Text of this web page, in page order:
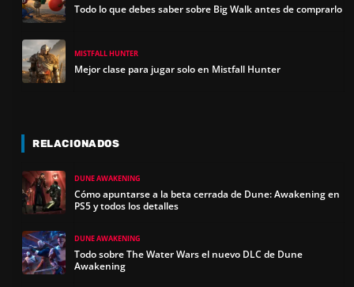
Todo lo que debes saber sobre Big Walk antes de comprarlo
MISTFALL HUNTER
Mejor clase para jugar solo en Mistfall Hunter
RELACIONADOS
DUNE AWAKENING
Cómo apuntarse a la beta cerrada de Dune: Awakening en
PS5 y todos los detalles
DUNE AWAKENING
Todo sobre The Water Wars el nuevo DLC de Dune
Awakening